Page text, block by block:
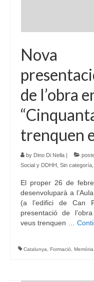
Nova
de l’obra
trenquen
by Dino Di Nella |
Social y DDHH Sin categoría
El proper 26 de
desenvoluparà a
(a l’edifici de Can
presentació de
veus trenquen …
Catalunya Formació Memòria